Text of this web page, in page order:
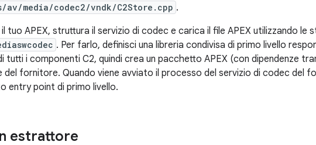
av/media/codec2/vndk/C2Store.cpp .
tuo APEX, struttura il servizio di codec e carica il file APEX utilizzando le
. Per farlo, definisci una libreria condivisa di primo livello
tutti i componenti C2, quindi crea un pacchetto APEX (con dipendenze
del fornitore. Quando viene avviato il processo del servizio di codec del
entry point di primo livello.
estrattore